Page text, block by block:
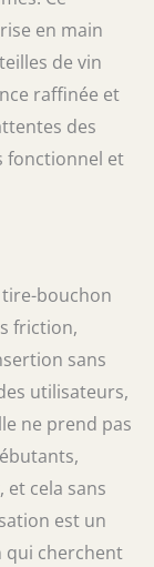
deux
en
les
main
en
durabilité
de
sur
! » Nous
jour
soutien.
en main
de vin
raffinée et
des
fonctionnel et
tire-bouchon
friction,
sans
utilisateurs,
ne prend pas
cela sans
est un
qui cherchent